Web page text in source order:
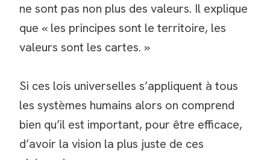
ne sont pas non plus des valeurs. Il explique
que « les principes sont le territoire, les
valeurs sont les cartes. »
Si ces lois universelles s’appliquent à tous
les systèmes humains alors on comprend
bien qu’il est important, pour être efficace,
d’avoir la vision la plus juste de ces